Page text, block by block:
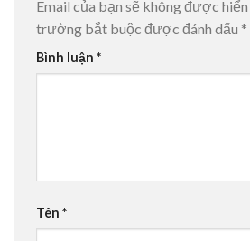
Email của bạn sẽ không được
trường bắt buộc được đánh dấu *
Bình luận *
Tên *